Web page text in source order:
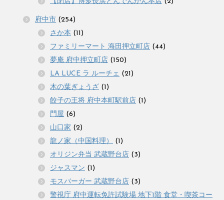
府中市 (254)
さか本 (11)
ファミリーマート 海田押立町店 (44)
夢庵 府中押立町店 (150)
LA LUCE ラ ルーチェ (21)
木の葉ぎょうざ (1)
餃子の王将 府中本町駅前店 (1)
門屋 (6)
山口家 (2)
龍ノ家（中国料理）
(1)
オリジン弁当 武蔵野台店 (3)
ジャスマン (1)
モスバーガー 武蔵野台店 (3)
警視庁 府中運転免許試験場 地下1階 食堂・喫茶コー